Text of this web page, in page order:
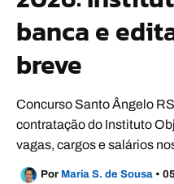
banca e
breve
Concurso Santo Ângelo
contratação do Instituto
vagas, cargos e salários
Por Maria S. de Sousa •